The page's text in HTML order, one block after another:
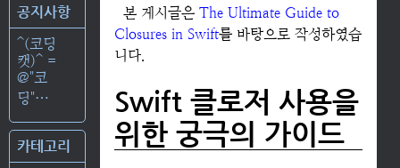
공지사항
^(코딩
캣)^ =
@"코
딩"⋯
카테고리
본 게시글은 The Ultimate Guide to
Closures in Swift를 바탕으로 작성하였습
니다.
Swift 클로저 사용을
위한 궁극의 가이드